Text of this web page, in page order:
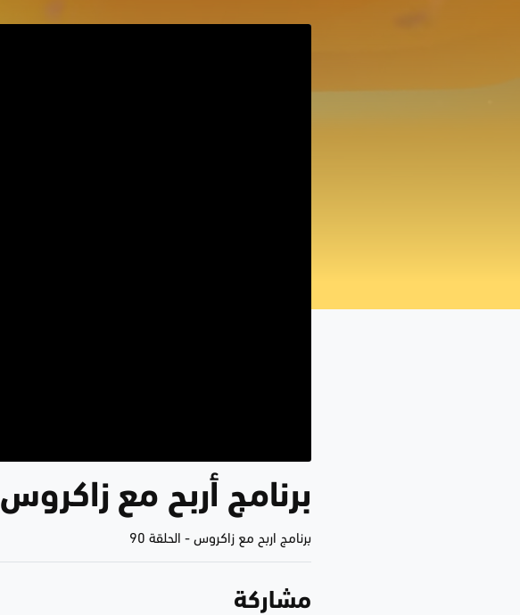
برنامج أربح مع زاكروس 2024/8/22
برنامج اربح مع زاكروس- الحلقة 90
مشاركة